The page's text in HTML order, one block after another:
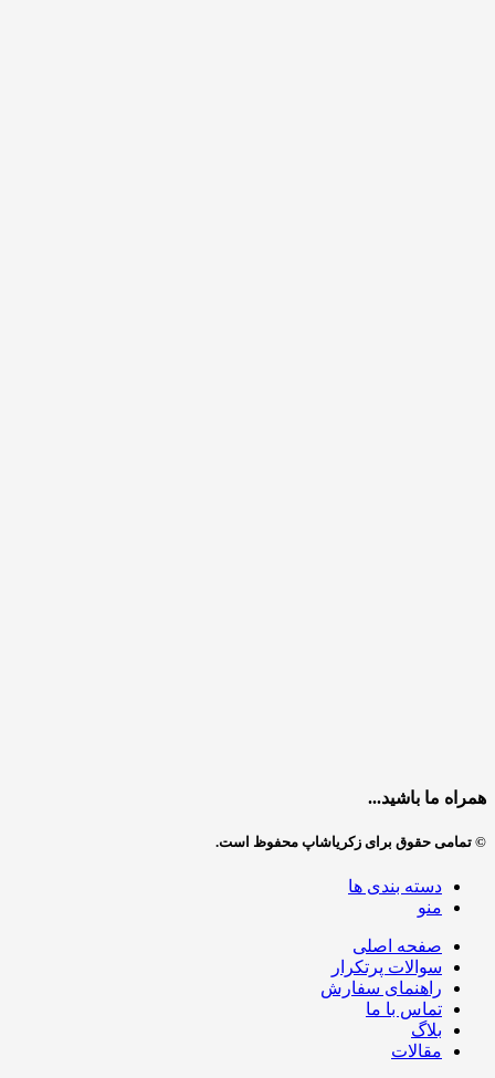
همراه ما باشید...
© تمامی حقوق برای زکریاشاپ محفوظ است.
دسته بندی ها
منو
صفحه اصلی
سوالات پرتکرار
راهنمای سفارش
تماس با ما
بلاگ
مقالات